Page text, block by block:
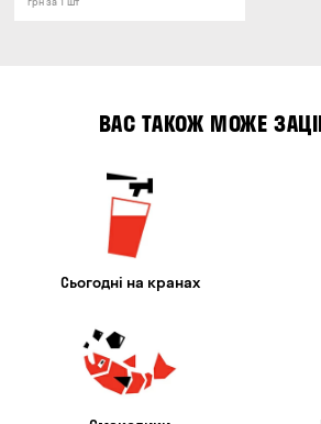
ВАС ТАКОЖ МОЖЕ
Сьогодні на кранах